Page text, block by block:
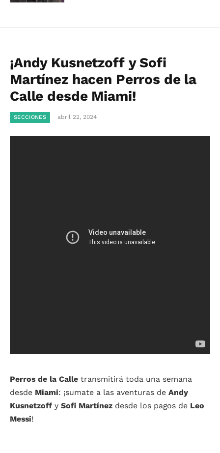
¡Andy Kusnetzoff y Sofi
Martínez hacen Perros de la
Calle desde Miami!
SECCIONES abril 22, 2024
Perros de la Calle transmitirá toda una semana
desde Miami: ¡sumate a las aventuras de Andy
Kusnetzoff y Sofi Martínez desde los pagos de Leo
Messi!